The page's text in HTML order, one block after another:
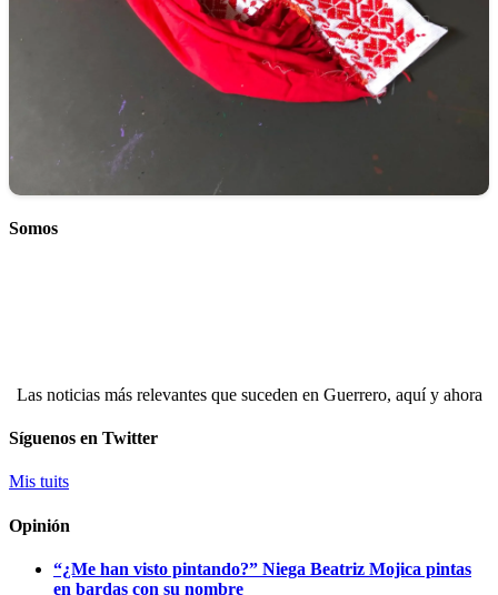
Somos
Las noticias más relevantes que suceden en Guerrero, aquí y ahora
Síguenos en Twitter
Mis tuits
Opinión
“¿Me han visto pintando?” Niega Beatriz Mojica pintas
en bardas con su nombre